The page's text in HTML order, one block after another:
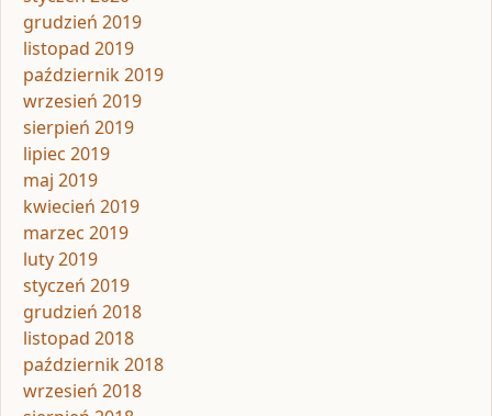
grudzień 2019
listopad 2019
październik 2019
wrzesień 2019
sierpień 2019
lipiec 2019
maj 2019
kwiecień 2019
marzec 2019
luty 2019
styczeń 2019
grudzień 2018
listopad 2018
październik 2018
wrzesień 2018